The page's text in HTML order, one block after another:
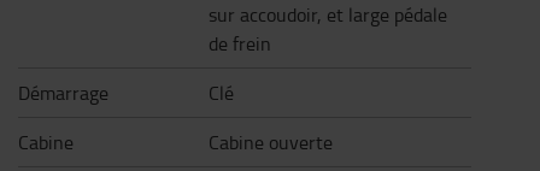
sur accoudoir, et large pédale
de frein
Démarrage
Clé
Cabine
Cabine ouverte